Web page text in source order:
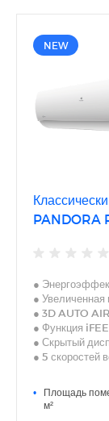
NEW
PANDORA
●
●
● 3D AUTO AIR
● Функция
● Скрытый
● 5 скоростей
●
●
•
Площадь
м²